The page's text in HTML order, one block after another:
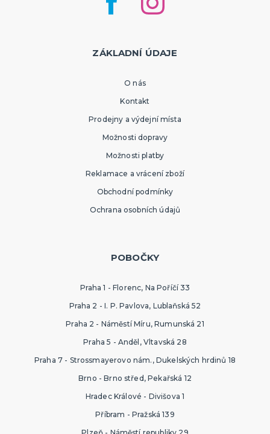
ZÁKLADNÍ ÚDAJE
O nás
Kontakt
Prodejny a výdejní místa
Možnosti dopravy
Možnosti platby
Reklamace a vrácení zboží
Obchodní podmínky
Ochrana osobních údajů
POBOČKY
Praha 1 - Florenc, Na Poříčí 33
Praha 2 - I. P. Pavlova, Lublaňská 52
Praha 2 - Náměstí Míru, Rumunská 21
Praha 5 - Anděl, Vltavská 28
Praha 7 - Strossmayerovo nám., Dukelských hrdinů 18
Brno - Brno střed, Pekařská 12
Hradec Králové - Divišova 1
Příbram - Pražská 139